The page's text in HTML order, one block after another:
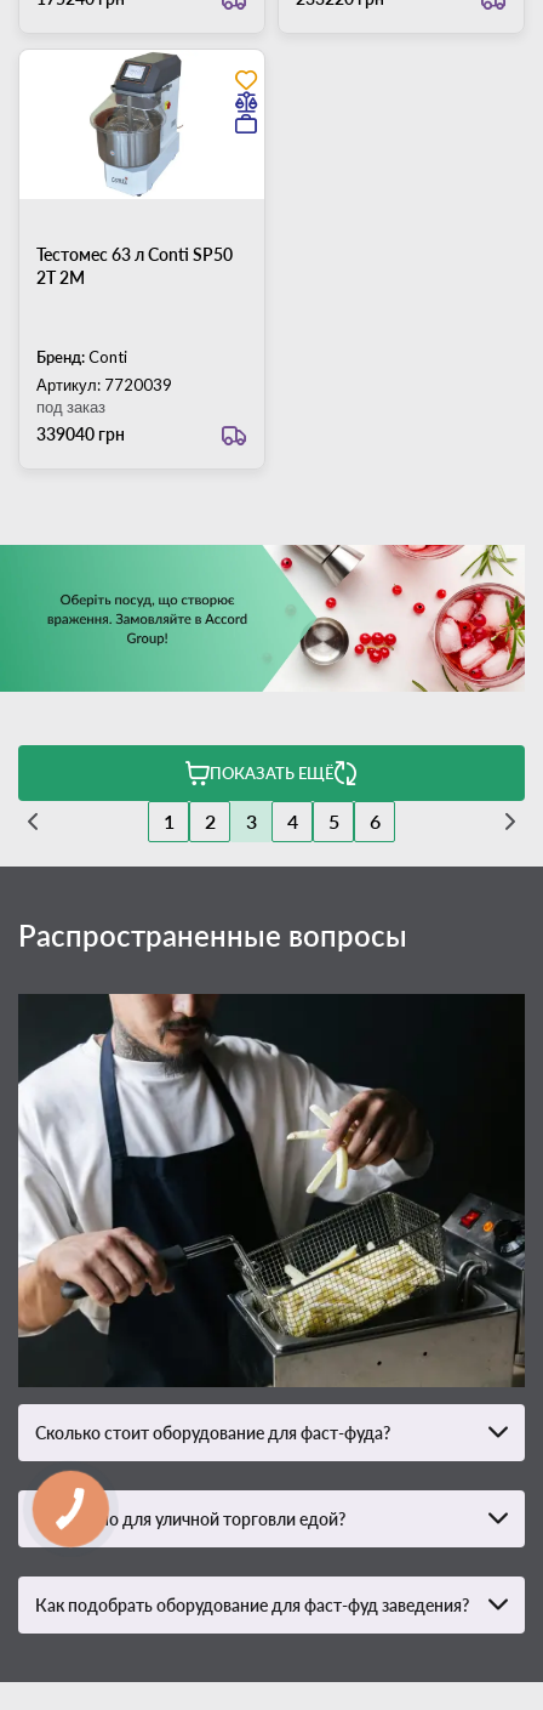
Тестомес 63 л Conti SP50
2T 2M
Бренд:Conti
Артикул: 7720039
339040 грн
под заказ
1 2 3 4 5 6
ПОКАЗАТЬ ЕЩЁ
Распространенные вопросы
Сколько стоит оборудование для фаст-фуда?
Что нужно для уличной торговли едой?
Как подобрать оборудование для фаст-фуд заведения?